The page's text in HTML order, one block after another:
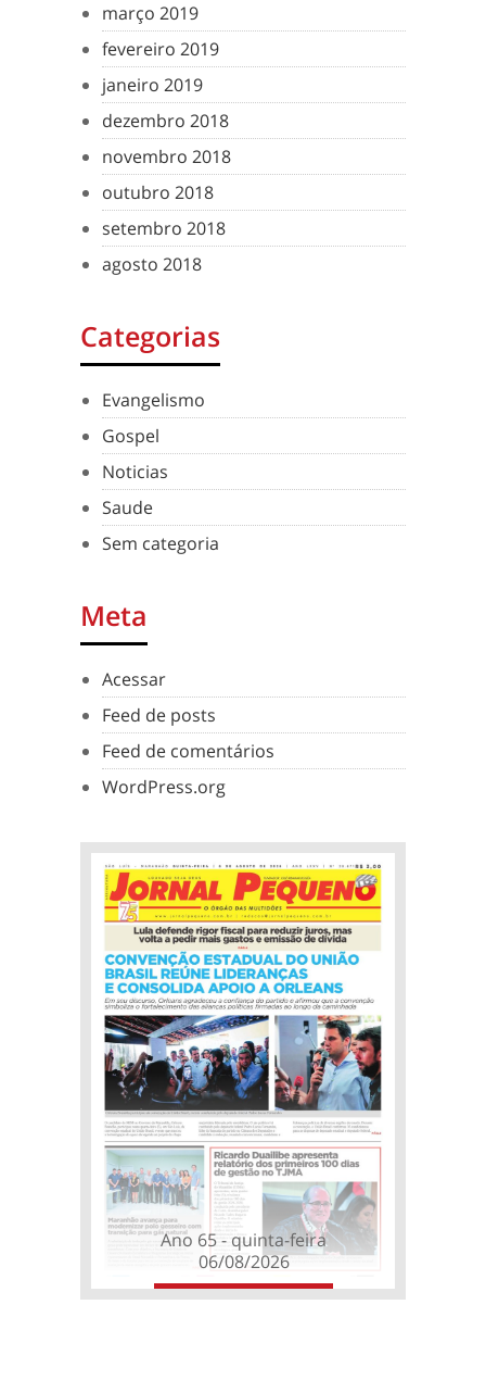
março 2019
fevereiro 2019
janeiro 2019
dezembro 2018
novembro 2018
outubro 2018
setembro 2018
agosto 2018
Categorias
Evangelismo
Gospel
Noticias
Saude
Sem categoria
Meta
Acessar
Feed de posts
Feed de comentários
WordPress.org
Ano 65 - quinta-feira
06/08/2026